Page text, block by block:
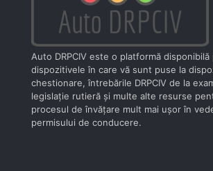
Auto DRPCIV este o platformă
dispozitivele în care vă sunt puse la
chestionare, întrebările DRPCIV de la
legislaţie rutieră şi multe alte resurse
procesul de învăţare mult mai uşor în
permisului de conducere.